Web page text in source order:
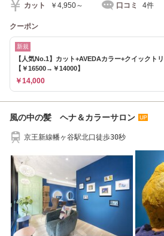
カット ￥4,950～ 口コミ 4件
クーポン
新規
【人気No.1】カット+AVEDAカラー+クイックト
【￥16500→￥14000】
￥14,000
風の中の髪 ヘナ＆カラーサロン
京王新線幡ヶ谷駅北口徒歩30秒